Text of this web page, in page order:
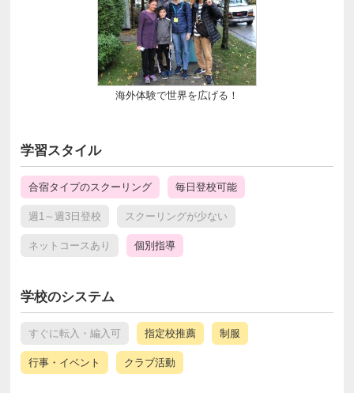
海外体験で世界を広げる！
学習スタイル
合宿タイプのスクーリング 毎日登校可能
週1～週3日登校 スクーリングが少ない
ネットコースあり 個別指導
学校のシステム
すぐに転入・編入可 指定校推薦 制服
行事・イベント クラブ活動